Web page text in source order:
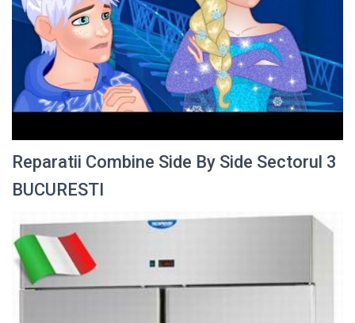
Reparatii Combine Side By Side Sectorul 3
BUCURESTI